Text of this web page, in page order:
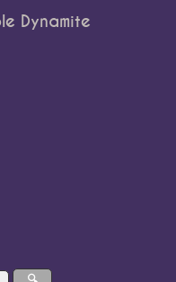
Dynamite